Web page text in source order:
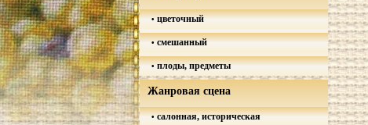
цветочный
смешанный
плоды, предметы
Жанровая сцена
салонная, историческая